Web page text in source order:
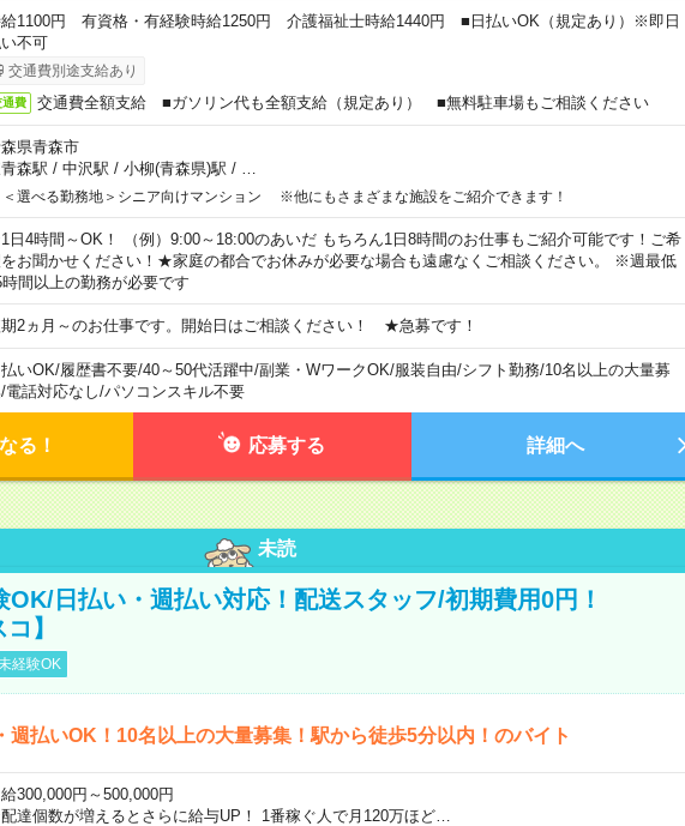
1100円 有資格・有経験時給1250円 介護福祉士時給1440円 ■日払いOK（規定あり）※即日
不可
交通費別途支給あり
通費 交通費全額支給 ■ガソリン代も全額支給（規定あり） ■無料駐車場もご相談ください
県青森市
森駅 / 中沢駅 / 小柳(青森県)駅 /
＜選べる勤務地＞シニア向けマンション ※他にもさまざまな施設をご紹介できます！
日4時間～OK！ （例）9:00～18:00のあいだ もちろん1日8時間のお仕事もご紹介可能です！ご希
お聞かせください！★家庭の都合でお休みが必要な場合も遠慮なくご相談ください。 ※週最低
時間以上の勤務が必要です
2ヵ月～のお仕事です。開始日はご相談ください！ ★急募です！
払いOK/履歴書不要/40～50代活躍中/副業・WワークOK/服装自由/シフト勤務/10名以上の大量募
/電話対応なし/パソコンスキル不要
る！ 応募する 詳細へ
未読
日払い・週払い対応！配送スタッフ/初期費用0円！
】
経験OK
週払いOK！10名以上の大量募集！駅から徒歩5分以内！のバイト
給300,000円～500,000円
達個数が増えるとさらに給与UP！ 1番稼ぐ人で月120万ほど…